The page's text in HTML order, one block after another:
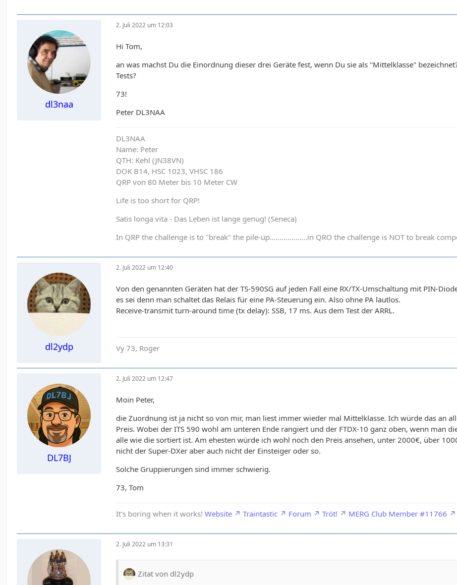
dl3naa
2. Juli 2022 um 12:03
Hi Tom,
an was machst Du die Einordnung dieser drei Geräte fest, wenn Du sie als "Mittelklasse"
Tests?
73!
Peter DL3NAA
DL3NAA
Name: Peter
QTH: Kehl (JN38VN)
DOK B14, HSC 1023, VHSC 186
QRP von 80 Meter bis 10 Meter CW
Life is too short for QRP!
Satis longa vita - Das Leben ist lange genug! (Seneca)
In QRP the challenge is to "break" the pile-up...................in QRO the challenge is NOT to break
dl2ydp
2. Juli 2022 um 12:40
Von den genannten Geräten hat der TS-590SG auf jeden Fall eine RX/TX-Umschaltung mit PIN-
es sei denn man schaltet das Relais für eine PA-Steuerung ein. Also ohne PA lautlos.
Receive-transmit turn-around time (tx delay): SSB, 17 ms. Aus dem Test der ARRL.
Vy 73, Roger
DL7BJ
2. Juli 2022 um 12:47
Moin Peter,
die Zuordnung ist ja nicht so von mir, man liest immer wieder mal Mittelklasse. Ich würde das an
Preis. Wobei der ITS 590 wohl am unteren Ende rangiert und der FTDX-10 ganz oben, wenn man
alle wie die sortiert ist. Am ehesten würde ich wohl noch den Preis ansehen, unter 2000€, über
nicht der Super-DXer aber auch nicht der Einsteiger oder so.
Solche Gruppierungen sind immer schwierig.
73, Tom
It's boring when it works!Website Traintastic Forum Tröt! MERG Club Member #11766
2. Juli 2022 um 13:31
Zitat von dl2ydp